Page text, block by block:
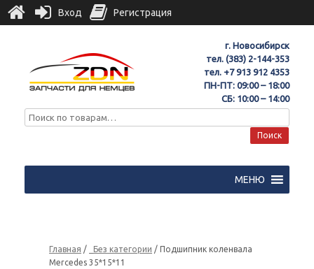
г. Новосибирск
тел. (383) 2-144-353
тел. +7 913 912 4353
ПН-ПТ: 09:00 – 18:00
СБ: 10:00 – 14:00
Поиск
МЕНЮ
Главная / _Без категории / Подшипник коленвала
Mercedes 35*15*11
Вход Регистрация